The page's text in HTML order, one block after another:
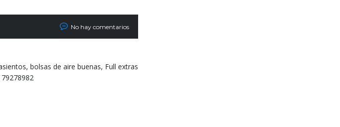
No hay comentarios
bolsas de aire buenas, Full extras